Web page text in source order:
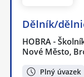
Dělník/
HOBRA -
Nové Město,
Plný úvazek